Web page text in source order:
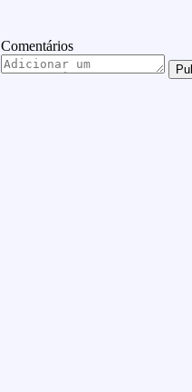
Comentários